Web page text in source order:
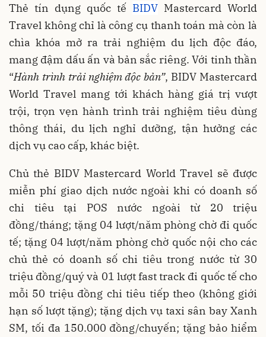
Thẻ tín dụng quốc tế BIDV Mastercard World
Travel không chỉ là công cụ thanh toán mà còn là
chìa khóa mở ra trải nghiệm du lịch độc đáo,
mang đậm dấu ấn và bản sắc riêng. Với tinh thần
“Hành trình trải nghiệm độc bản”, BIDV Mastercard
World Travel mang tới khách hàng giá trị vượt
trội, trọn vẹn hành trình trải nghiệm tiêu dùng
thông thái, du lịch nghỉ dưỡng, tận hưởng các
dịch vụ cao cấp, khác biệt.
Chủ thẻ BIDV Mastercard World Travel sẽ được
miễn phí giao dịch nước ngoài khi có doanh số
chi tiêu tại POS nước ngoài từ 20 triệu
đồng/tháng; tặng 04 lượt/năm phòng chờ đi quốc
tế; tặng 04 lượt/năm phòng chờ quốc nội cho các
chủ thẻ có doanh số chi tiêu trong nước từ 30
triệu đồng/quý và 01 lượt fast track đi quốc tế cho
mỗi 50 triệu đồng chi tiêu tiếp theo (không giới
hạn số lượt tặng); tặng dịch vụ taxi sân bay Xanh
SM, tối đa 150.000 đồng/chuyến; tặng bảo hiểm